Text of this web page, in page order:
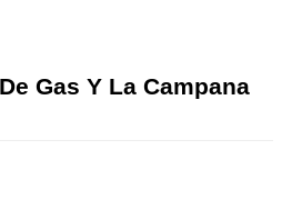
Gas Y La Campana